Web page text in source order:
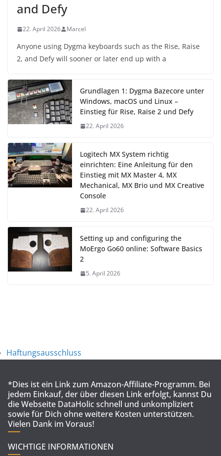
and Defy
22. April 2026 Marcel
Anyone using Dygma keyboards such as the Rise, Raise
2, and Defy will sooner or later end up with a
Grundlagen 1: Dygma Bazecore unter
Windows, macOS und Linux –
Einstieg für Rise, Raise 2 und Defy
22. April 2026
Logitech MX System richtig
einrichten: Eine Anleitung für den
Einstieg mit MX Master 4, MX
Mechanical, MX Brio und MX Creative
Console
22. April 2026
Setting up and configuring the
MoErgo Go60 online: Software Basics
2
5. April 2026
Haftungsausschluss
*Dies ist ein Link zum Amazon-Affiliate-Programm. Bei
jedem Einkauf, der über diesen Link erfolgt, kannst Du
die Webseite DataHolic schnell und unkompliziert
sowie für Dich ohne weitere Kosten unterstützen.
Vielen Dank im Voraus!
WICHTIGE INFORMATIONEN